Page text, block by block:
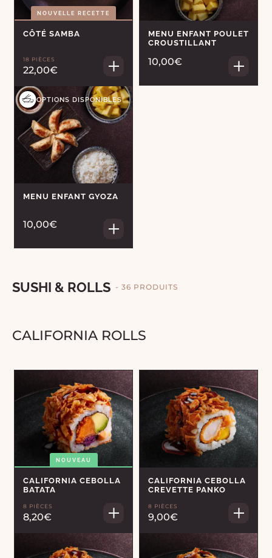
NOUVELLE RECETTE
CÔTÉ SAMBA
18 PIÈCES
22,00€
MENU ENFANT POULET
CROUSTILLANT
10,00€
OPTIONS DISPONIBLES
MENU ENFANT GYOZA
10,00€
SUSHI & ROLLS - 36 PRODUITS
CALIFORNIA ROLLS
NOUVEAU
CALIFORNIA CEBOLLA
BATATA
8 PIÈCES
8,20€
CALIFORNIA CEBOLLA
CREVETTE PANKO
8 PIÈCES
9,00€